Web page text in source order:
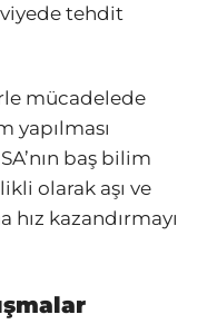
tehdit
mücadelede
yapılması
baş bilim
olarak aşı ve
hız kazandırmayı